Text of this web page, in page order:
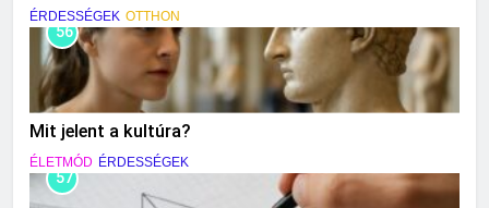
ÉRDESSÉGEK OTTHON
56
Mit jelent a kultúra?
ÉLETMÓD ÉRDESSÉGEK
57